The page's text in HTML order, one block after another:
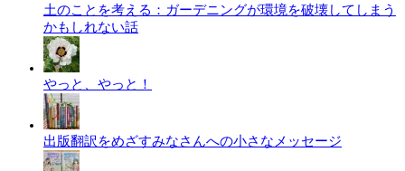
土のことを考える：ガーデニングが環境を破壊してしまう
かもしれない話
やっと、やっと！
出版翻訳をめざすみなさんへの小さなメッセージ